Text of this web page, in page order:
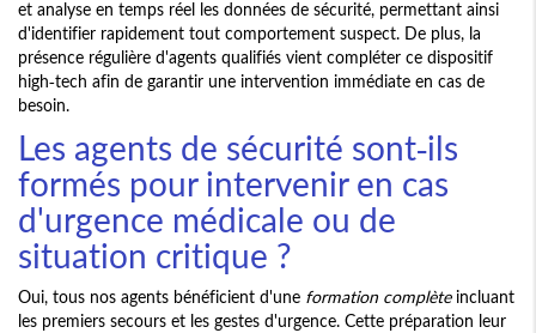
et analyse en temps réel les données de sécurité, permettant ainsi
d'identifier rapidement tout comportement suspect. De plus, la
présence régulière d'agents qualifiés vient compléter ce dispositif
high-tech afin de garantir une intervention immédiate en cas de
besoin.
Les agents de sécurité sont-ils
formés pour intervenir en cas
d'urgence médicale ou de
situation critique ?
Oui, tous nos agents bénéficient d'une formation complèteincluant
les premiers secours et les gestes d'urgence. Cette préparation leur